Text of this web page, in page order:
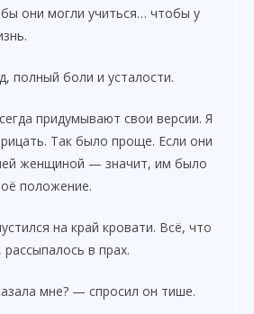
они могли учиться… чтобы у
полный боли и усталости.
придумывают свои версии. Я
Так было проще. Если они
женщиной — значит, им было
положение.
на край кровати. Всё, что
в прах.
мне? — спросил он тише.